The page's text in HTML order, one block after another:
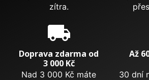
zítra.
local_shipping
Doprava zdarma od
3 000 Kč
Nad 3 000 Kč máte
Až
30 dní